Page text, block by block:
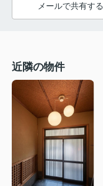
メールで共有する
近隣の物件